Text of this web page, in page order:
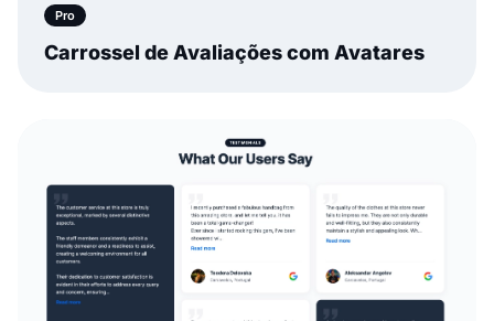
Pro
Carrossel de Avaliações com Avatares